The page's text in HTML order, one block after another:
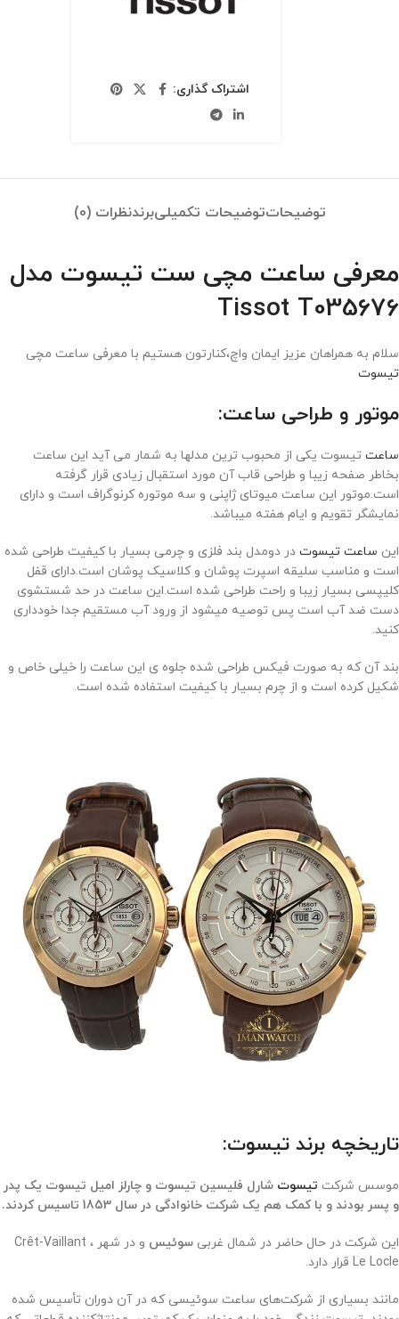
اشتراک گذاری:
توضیحاتتوضیحات تکمیلیبرندنظرات (0)
معرفی ساعت مچی ست تیسوت مدل
Tissot T035676
سلام به همراهان عزیز ایمان واچ،کنارتون هستیم با معرفی ساعت مچی
تیسوت
موتور و طراحی ساعت:
ساعت تیسوت یکی از محبوب ترین مدلها به شمار می آید این ساعت
بخاطر صفحه زیبا و طراحی قاب آن مورد استقبال زیادی قرار گرفته
است.موتور این ساعت میوتای ژاپنی و سه موتوره کرنوگراف است و دارای
نمایشگر تقویم و ایام هفته میباشد.
این ساعت تیسوت در دومدل بند فلزی و چرمی بسیار با کیفیت طراحی شده
است و مناسب سلیقه اسپرت پوشان و کلاسیک پوشان است.دارای قفل
کلیپسی بسیار زیبا و راحت طراحی شده است.این ساعت در حد شستشوی
دست ضد آب است پس توصیه میشود از ورود آب مستقیم جدا خودداری
کنید.
بند آن که به صورت فیکس طراحی شده جلوه ی این ساعت را خیلی خاص و
شکیل کرده است و از چرم بسیار با کیفیت استفاده شده است.
تاریخچه برند تیسوت:
موسس شرکت تیسوت شارل فلیسین تیسوت و چارلز امیل تیسوت یک پدر
و پسر بودند و با کمک هم یک شرکت خانوادگی در سال 1853 تاسیس کردند.
این شرکت در حال حاضر در شمال غربی سوئیس
و در شهر Crêt-Vaillant ،
Le Locle قرار دارد.
مانند بسیاری از شرکت‌های ساعت سوئیسی که در آن دوران تأسیس شده